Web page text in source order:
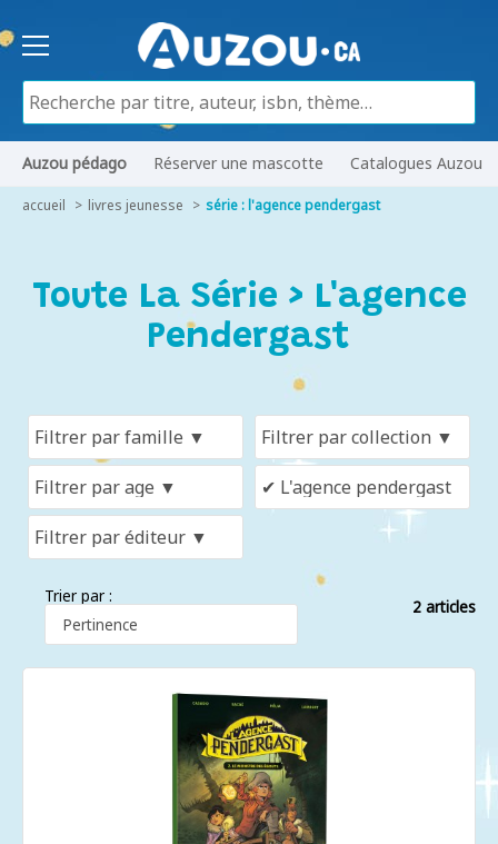
Auzou pédago Réserver une mascotte Catalogues Auzou
accueil livres jeunesse série : l'agence pendergast
Toute La Série > L'agence
Pendergast
Trier par :
2 articles